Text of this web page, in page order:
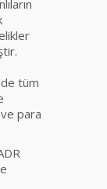
de tüm
para